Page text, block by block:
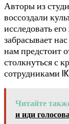
Авторы из
воссоздали
исследовать
забрасывает
нам предстоит
столкнуться с
сотрудниками
Читайте
и иди